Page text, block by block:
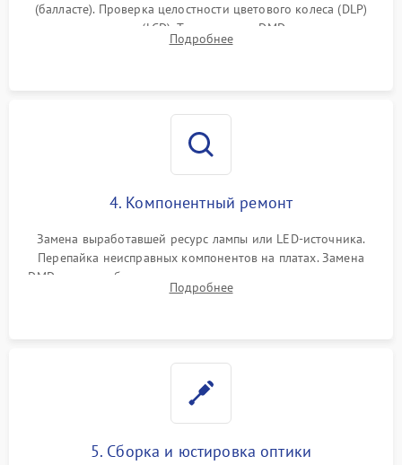
(балласте). Проверка целостности цветового колеса (DLP)
или поляризаторов (LCD). Тестирование DMD-чипа, датчиков
температуры и оптопар с помощью мультиметра и
Подробнее
4. Компонентный ремонт
Замена выработавшей ресурс лампы или LED-источника.
Перепайка неисправных компонентов на платах. Замена
DMD-чипа при битых пикселях, установка нового цветового
колеса или восстановление сгоревших поляризационных
Подробнее
5. Сборка и юстировка оптики